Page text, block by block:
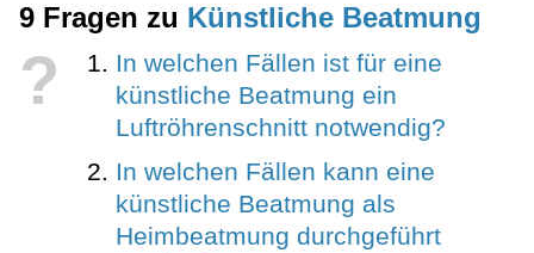
9 Fragen zu Künstliche Beatmung
?
In welchen Fällen ist für eine
künstliche Beatmung ein
Luftröhrenschnitt notwendig?
In welchen Fällen kann eine
künstliche Beatmung als
Heimbeatmung durchgeführt